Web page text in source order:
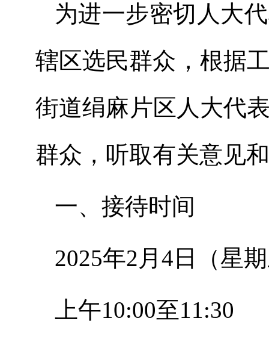
为进一步密切人大
辖区选民群众，根据
街道绢麻片区人大代
群众，听取有关意见
一、接待时间
2025年2月4日（星
上午10:00至11:30